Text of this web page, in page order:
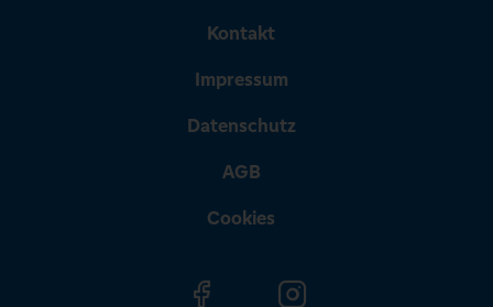
Kontakt
Impressum
Datenschutz
AGB
Cookies